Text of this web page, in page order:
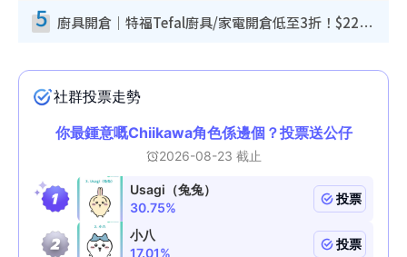
5 廚具開倉｜特福Tefal廚具/家電開倉低至3折！$220起買平底鍋/炒鑊/湯煲！電飯煲/吸塵機/燙斗$418起